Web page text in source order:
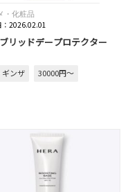
・化粧品
：2026.02.01
リッドデープロテクター
ギンザ 30000円～